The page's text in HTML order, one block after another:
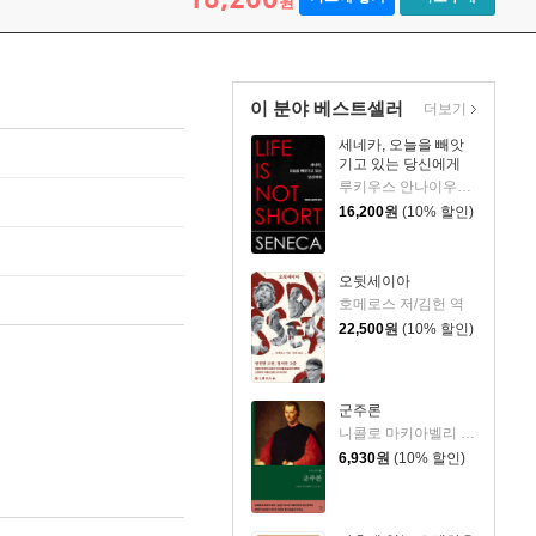
이 분야 베스트셀러
세네카, 오늘을 빼앗
기고 있는 당신에게
루키우스 안나이우스 세네카 저/하와이 대저택 편역
16,200원 (10% 할인)
오뒷세이아
호메로스 저/김헌 역
22,500원 (10% 할인)
군주론
6,930원 (10% 할인)
더보기